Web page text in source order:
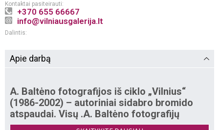
Kontaktai pasiteirauti:
+370 655 66667
info@vilniausgalerija.lt
Dalintis:
Apie darbą
A. Baltėno fotografijos iš ciklo „Vilnius“
(1986-2002) – autoriniai sidabro bromido
atspaudai. Visų .A. Baltėno fotografijų
tiražas yra ribotas: